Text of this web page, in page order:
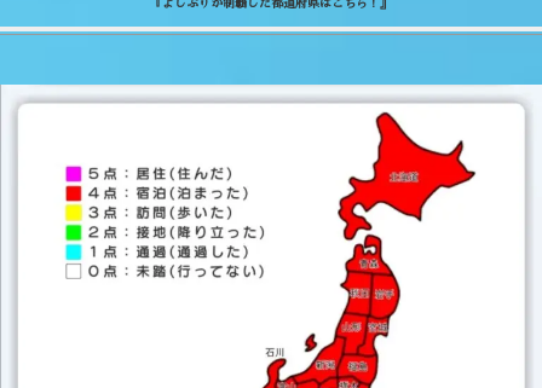
『よしぷりが制覇した都道府県はこちら！』